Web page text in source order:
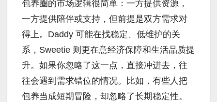
包养圈的市场逻辑很简单：一方提供资源，
一方提供陪伴或支持，但前提是双方需求对
得上。Daddy 可能在找稳定、低维护的关
系，Sweetie 则更在意经济保障和生活品质提
升。如果你忽略了这一点，直接冲进去，往
往会遇到需求错位的情况。比如，有些人把
包养当成短期冒险，却忽略了长期稳定性。